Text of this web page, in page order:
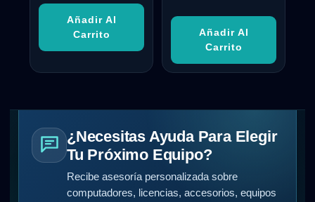
Añadir Al
Carrito
Añadir Al
Carrito
¿Necesitas Ayuda Para Elegir
Tu Próximo Equipo?
Recibe asesoría personalizada sobre
computadores, licencias, accesorios, equipos